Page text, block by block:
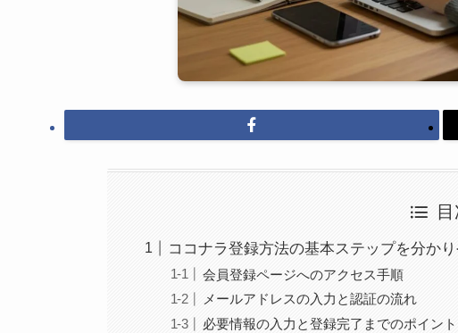
ココナラ登録方法の基本ステップを分か
会員登録ページへのアクセス手順
メールアドレスの入力と認証の流れ
必要情報の入力と登録完了までのポイント